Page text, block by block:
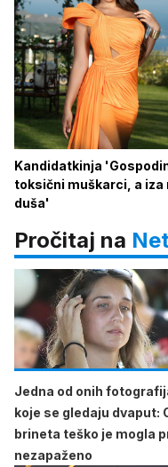
Kandidatkinja
toksični muškarci, a
duša'
Pročitaj na
Jedna od onih
koje se gledaju dvaput:
brineta teško je mogla
nezapaženo